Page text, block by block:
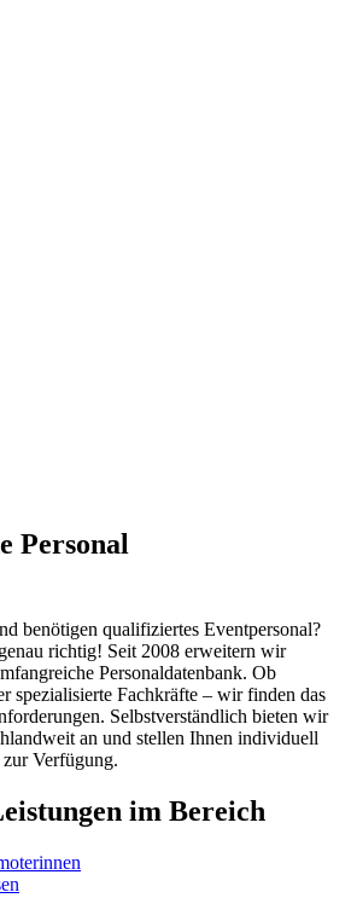
Personal
benötigen qualifiziertes Eventpersonal?
richtig! Seit 2008 erweitern wir
Personaldatenbank. Ob
spezialisierte Fachkräfte – wir finden das
Selbstverständlich bieten wir
an und stellen Ihnen individuell
zur Verfügung.
im Bereich